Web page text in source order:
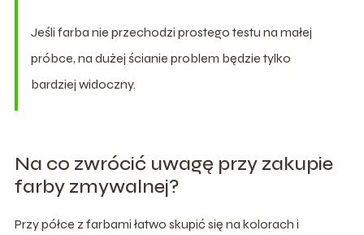
Jeśli farba nie przechodzi prostego testu na małej
próbce, na dużej ścianie problem będzie tylko
bardziej widoczny.
Na co zwrócić uwagę przy zakupie
farby zmywalnej?
Przy półce z farbami łatwo skupić się na kolorach i